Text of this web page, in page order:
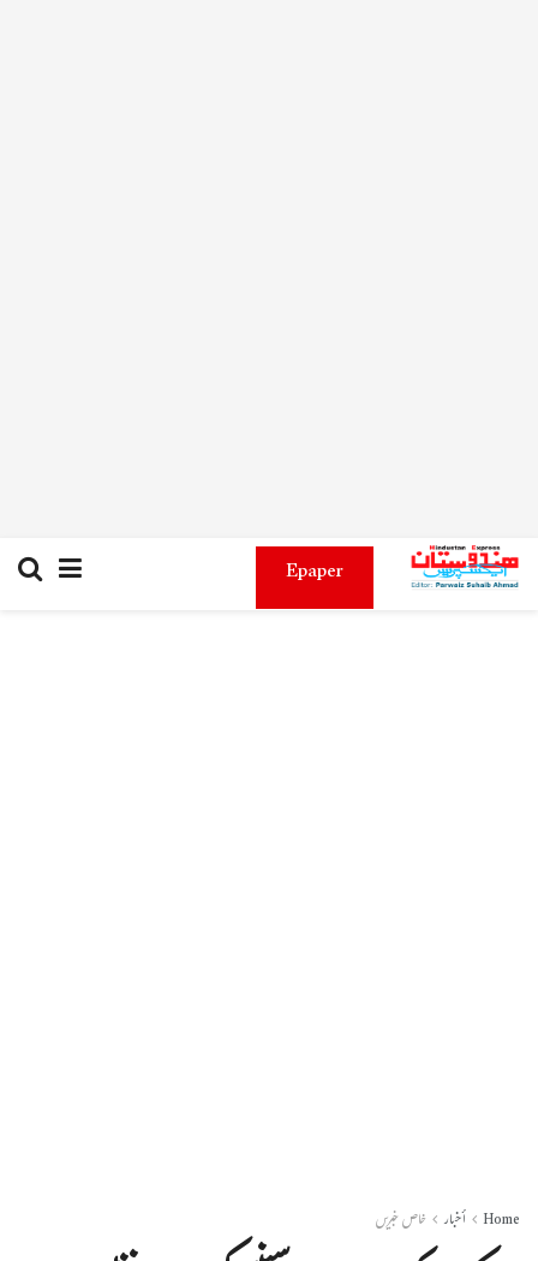
Epaper
Home أخبار خاص خبریں